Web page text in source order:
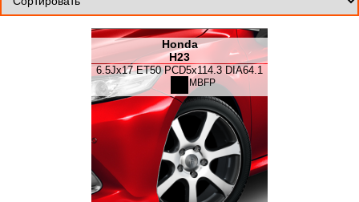
Honda
H23
6.5Jx17 ET50 PCD5x114.3 DIA64.1
MBFP